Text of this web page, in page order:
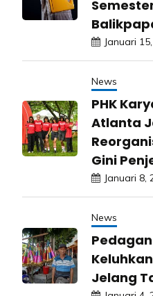
Januari
News
PHK
Atlanta
Gini
Januari 8,
News
Jelang